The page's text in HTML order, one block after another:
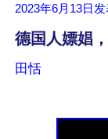
2023年6月13日
德国人嫖娼
田恬